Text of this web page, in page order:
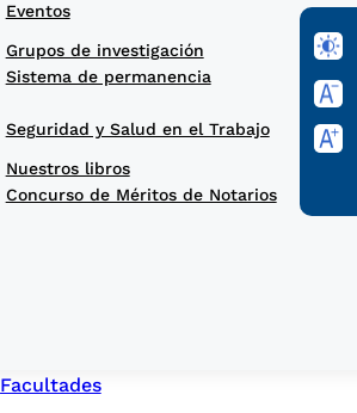
Eventos
Seguridad y Salud en el Trabajo
Sistema de permanencia
Concurso de Méritos de Notarios
Grupos de investigación
Nuestros libros
Facultades